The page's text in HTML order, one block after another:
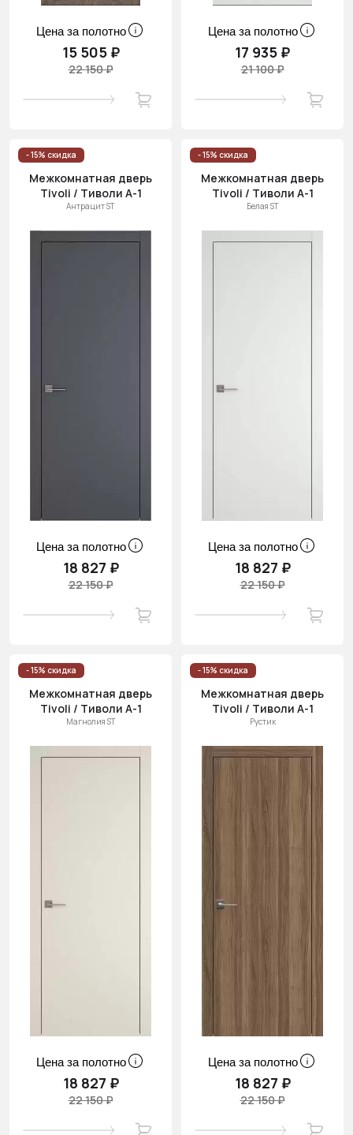
Цена за полотно
15 505 ₽
22 150 ₽
Цена за полотно
17 935 ₽
21 100 ₽
- 15% скидка
Межкомнатная дверь
Tivoli / Тиволи А-1
Антрацит ST
Цена за полотно
18 827 ₽
22 150 ₽
- 15% скидка
Межкомнатная дверь
Tivoli / Тиволи А-1
Белая ST
Цена за полотно
18 827 ₽
22 150 ₽
- 15% скидка
Межкомнатная дверь
Tivoli / Тиволи А-1
Магнолия ST
Цена за полотно
18 827 ₽
22 150 ₽
- 15% скидка
Межкомнатная дверь
Tivoli / Тиволи А-1
Рустик
Цена за полотно
18 827 ₽
22 150 ₽